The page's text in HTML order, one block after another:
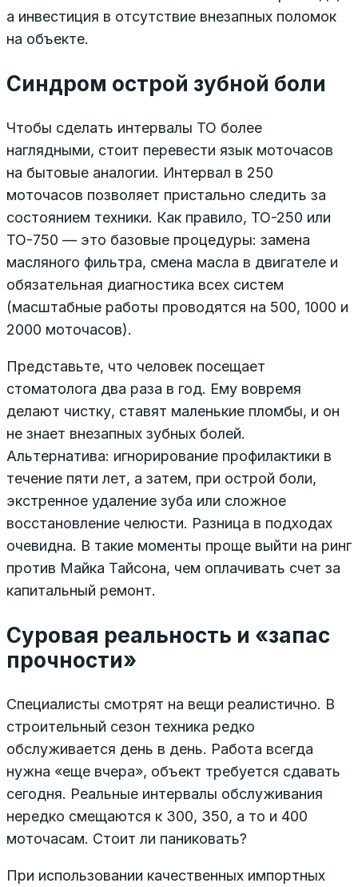
а инвестиция в отсутствие внезапных поломок
на объекте.
Синдром острой зубной боли
Чтобы сделать интервалы ТО более
наглядными, стоит перевести язык моточасов
на бытовые аналогии. Интервал в 250
моточасов позволяет пристально следить за
состоянием техники. Как правило, ТО-250 или
ТО-750 — это базовые процедуры: замена
масляного фильтра, смена масла в двигателе и
обязательная диагностика всех систем
(масштабные работы проводятся на 500, 1000 и
2000 моточасов).
Представьте, что человек посещает
стоматолога два раза в год. Ему вовремя
делают чистку, ставят маленькие пломбы, и он
не знает внезапных зубных болей.
Альтернатива: игнорирование профилактики в
течение пяти лет, а затем, при острой боли,
экстренное удаление зуба или сложное
восстановление челюсти. Разница в подходах
очевидна. В такие моменты проще выйти на ринг
против Майка Тайсона, чем оплачивать счет за
капитальный ремонт.
Суровая реальность и «запас
прочности»
Специалисты смотрят на вещи реалистично. В
строительный сезон техника редко
обслуживается день в день. Работа всегда
нужна «еще вчера», объект требуется сдавать
сегодня. Реальные интервалы обслуживания
нередко смещаются к 300, 350, а то и 400
моточасам. Стоит ли паниковать?
При использовании качественных импортных